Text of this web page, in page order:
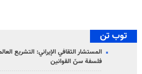
توب تن
المستشار الثقافي الإيراني: التشريع
فلسفة سنّ القوانين